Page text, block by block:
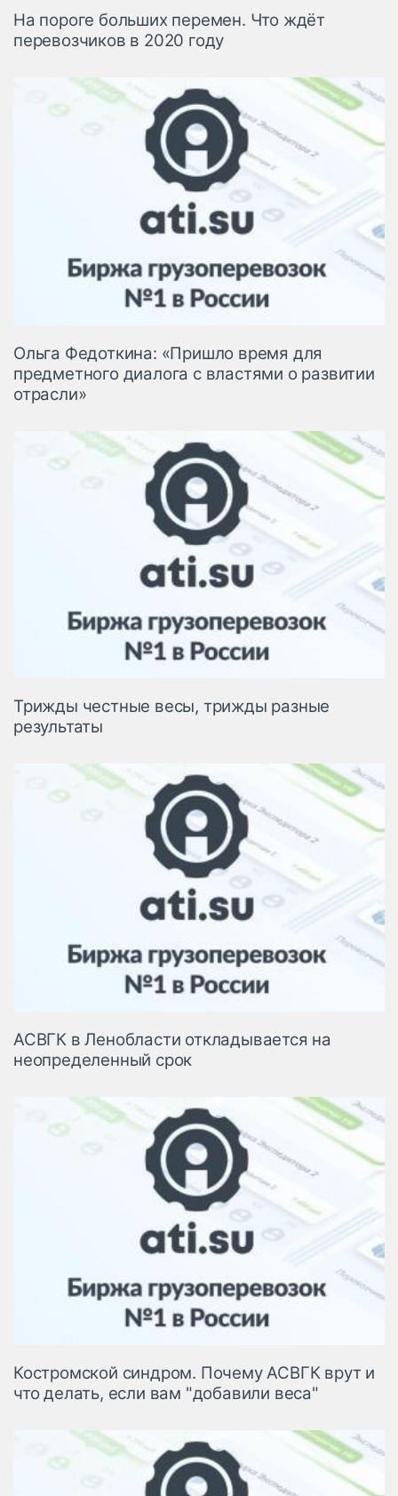
На пороге больших перемен. Что ждёт
перевозчиков в 2020 году
Ольга Федоткина: «Пришло время для
предметного диалога с властями о развитии
отрасли»
Трижды честные весы, трижды разные
результаты
АСВГК в Ленобласти откладывается на
неопределенный срок
Костромской синдром. Почему АСВГК врут и
что делать, если вам "добавили веса"